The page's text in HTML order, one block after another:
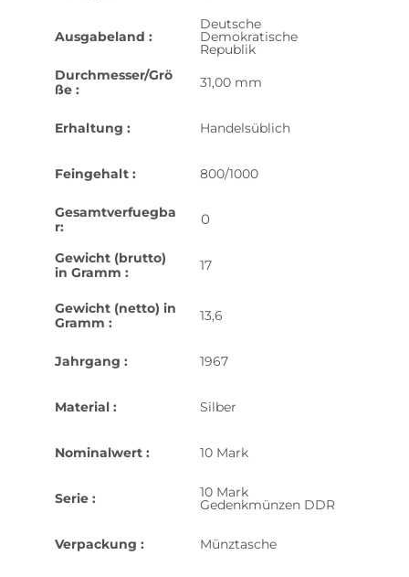
Ausgabeland :
Deutsche
Demokratische
Republik
Durchmesser/Grö
ße :
31,00 mm
Erhaltung : Handelsüblich
Feingehalt : 800/1000
Gesamtverfuegba
r:
0
Gewicht (brutto)
in Gramm :
17
Gewicht (netto) in
Gramm :
13,6
Jahrgang : 1967
Material : Silber
Nominalwert : 10 Mark
Serie : 10 Mark
Gedenkmünzen DDR
Verpackung : Münztasche